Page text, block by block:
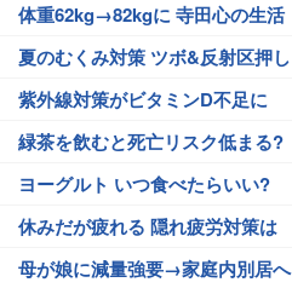
体重62kg→82kgに 寺田心の生活
夏のむくみ対策 ツボ&反射区押し
紫外線対策がビタミンD不足に
緑茶を飲むと死亡リスク低まる?
ヨーグルト いつ食べたらいい?
休みだが疲れる 隠れ疲労対策は
母が娘に減量強要→家庭内別居へ